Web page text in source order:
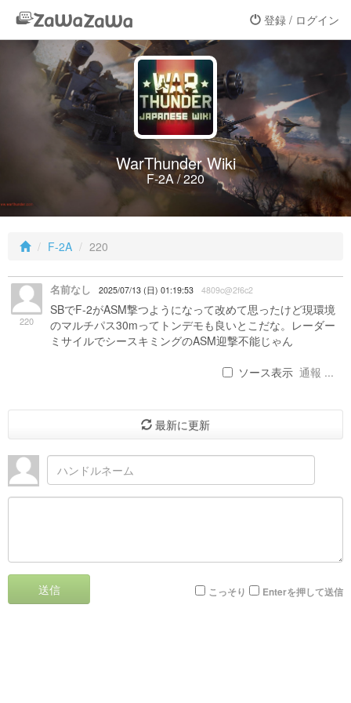
登録 / ログイン
WarThunder Wiki
F-2A / 220
F-2A 220
220
名前なし 2025/07/13 (日) 01:19:53 4809c@2f6c2
SBでF-2がASM撃つようになって改めて思ったけど現環境
のマルチパス30mってトンデモも良いとこだな。レーダー
ミサイルでシースキミングのASM迎撃不能じゃん
ソース表示 通報 ...
最新に更新
送信 こっそり Enterを押して送信